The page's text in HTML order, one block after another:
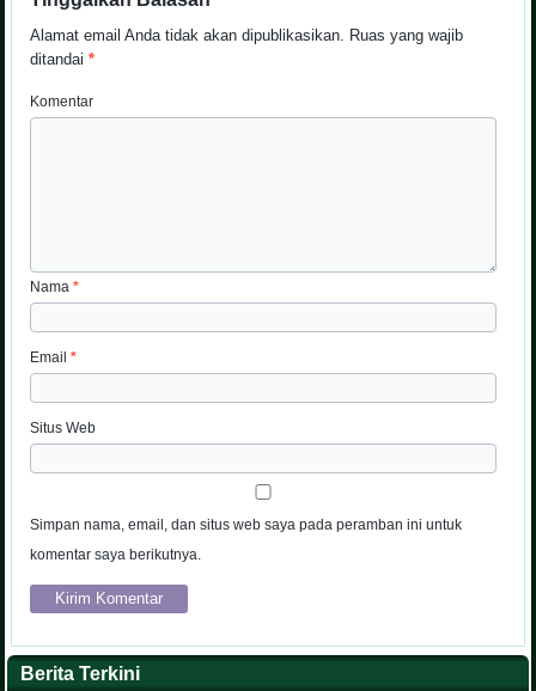
Alamat email Anda tidak akan dipublikasikan.
Ruas yang wajib
ditandai*
Komentar
Nama*
Email*
Situs Web
Simpan nama, email, dan situs web saya pada peramban ini untuk
komentar saya berikutnya.
Berita Terkini